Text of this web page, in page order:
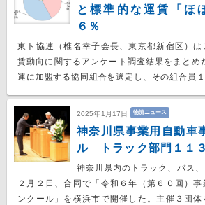
と標準的な運賃「ほ
６％
東ト協連（椎名幸子会長、東京都新宿区）
賃動向に関するアンケート調査結果をまとめ
連に加盟する協同組合を選定し、その組合員
2025年1月17日 物流ニュース
神奈川県事業用自動車
ル トラック部門１１
神奈川県内のトラック、バス
２月２日、合同で「令和６年（第６０回）
ンクール」を横浜市で開催した。主催３団